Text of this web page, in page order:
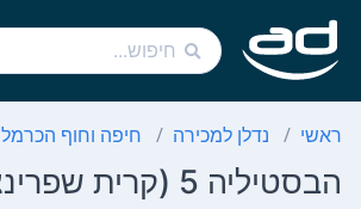
ראשי נדלן למכירה חיפה וחוף הכרמל
הבסטיליה 5 (קרית שפרינצק)